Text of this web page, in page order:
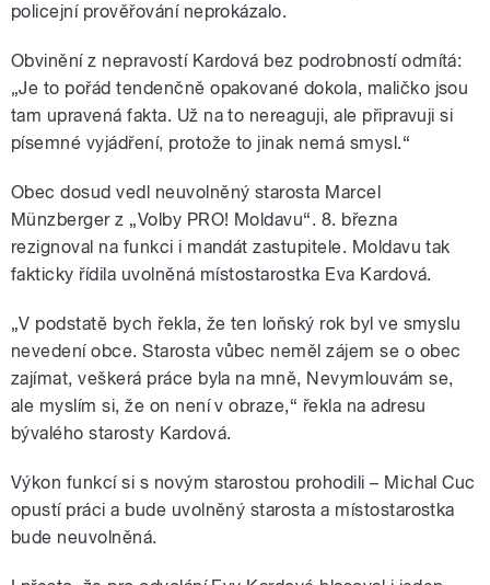
policejní prověřování neprokázalo.
Obvinění z nepravostí Kardová bez podrobností odmítá:
„Je to pořád tendenčně opakované dokola, maličko jsou
tam upravená fakta. Už na to nereaguji, ale připravuji si
písemné vyjádření, protože to jinak nemá smysl.“
Obec dosud vedl neuvolněný starosta Marcel
Münzberger z „Volby PRO! Moldavu“. 8. března
rezignoval na funkci i mandát zastupitele. Moldavu tak
fakticky řídila uvolněná místostarostka Eva Kardová.
„V podstatě bych řekla, že ten loňský rok byl ve smyslu
nevedení obce. Starosta vůbec neměl zájem se o obec
zajímat, veškerá práce byla na mně, Nevymlouvám se,
ale myslím si, že on není v obraze,“ řekla na adresu
bývalého starosty Kardová.
Výkon funkcí si s novým starostou prohodili – Michal Cuc
opustí práci a bude uvolněný starosta a místostarostka
bude neuvolněná.